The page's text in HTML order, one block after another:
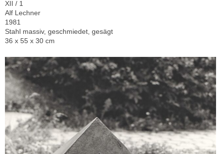
XII / 1
Alf Lechner
1981
Stahl massiv, geschmiedet, gesägt
36 x 55 x 30 cm